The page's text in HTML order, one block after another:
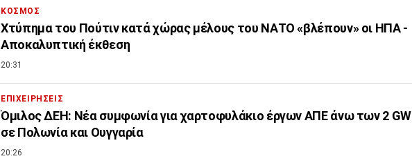
ΚΟΣΜΟΣ
Χτύπημα του Πούτιν κατά χώρας μέλους του ΝΑΤΟ «βλέπουν» οι ΗΠΑ -
Αποκαλυπτική έκθεση
20:31
ΕΠΙΧΕΙΡΗΣΕΙΣ
Όμιλος ΔΕΗ: Νέα συμφωνία για χαρτοφυλάκιο έργων ΑΠΕ άνω των 2 GW
σε Πολωνία και Ουγγαρία
20:26